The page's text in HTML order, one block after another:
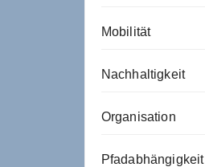
Mobilität
Nachhaltigkeit
Organisation
Pfadabhängigkeit